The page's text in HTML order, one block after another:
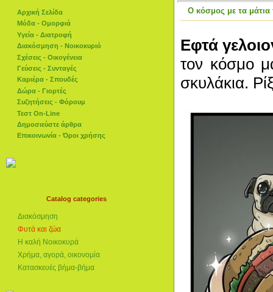
Αρχική Σελίδα
Μόδα - Ομορφιά
Υγεία - Διατροφή
Διακόσμηση - Νοικοκυριό
Σχέσεις - Οικογένεια
Γεύσεις - Συνταγές
Καριέρα - Σπουδές
Δώρα - Γιορτές
Συζητήσεις - Φόρουμ
Τεστ On-Line
Δημοσιεύστε άρθρα
Επικοινωνία - Όροι χρήσης
Catalog categories
Διακόσμηση
Φυτά και ζώα
Η καλή Νοικοκυρά
Χρήμα, αγορά, οικονομία
Κατασκευές βήμα-βήμα
Ο κόσμος με τα
Εφτά
τον κόσμο
σκυλάκια.